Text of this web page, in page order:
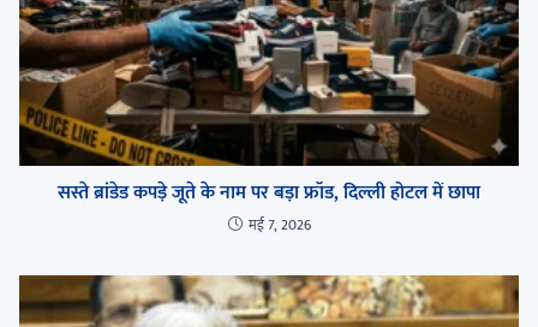
सस्ते ब्रांडेड कपड़े जूते के नाम पर बड़ा फ्रॉड, दिल्ली होटल में छापा
मई 7, 2026